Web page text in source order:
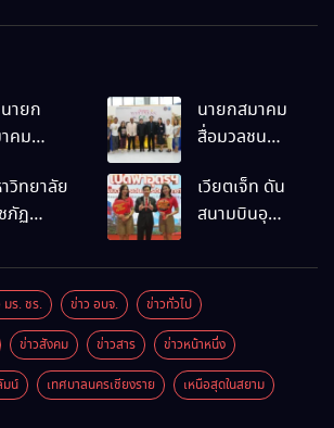
นายก
คม
นัก
ชาสัมพันธ์
ในงานที่
. เปิด
รงการ
มสร้างสุข
ะพระ
นายกสมาคม
สื่อมวลชน
ประชาสัมพันธ์
เชียงราย
กิจกรรมที่
สำนักงาน
การท่องเที่ยว
และกีฬา
จังหวัด
วิทยาลัย
ภัฏ
เป็นเจ้า
พิธี
พ็ญกุศล
มน้อม
กในพระ
กรุณาธิคุณ
เวียตเจ็ท ดัน
สนามบินอุ
เชื่อมต่อเส้น
ทางนานาชาติ
มร. ชร. ข่าว อบจ. ข่าวทั่วไป
ข่าวสังคม ข่าวสาร ข่าวหน้าหนึ่ง
มน์ เทศบาลนครเชียงราย เหนือสุดในสยาม